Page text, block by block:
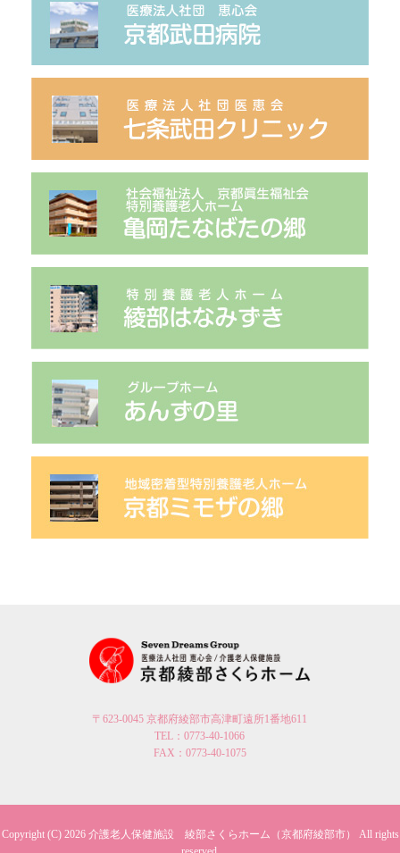
〒623-0045 京都府綾部市高津町遠所1番地611
TEL：0773-40-1066
FAX：0773-40-1075
Copyright (C) 2026 介護老人保健施設 綾部さくらホーム（京都府綾部市）
All rights